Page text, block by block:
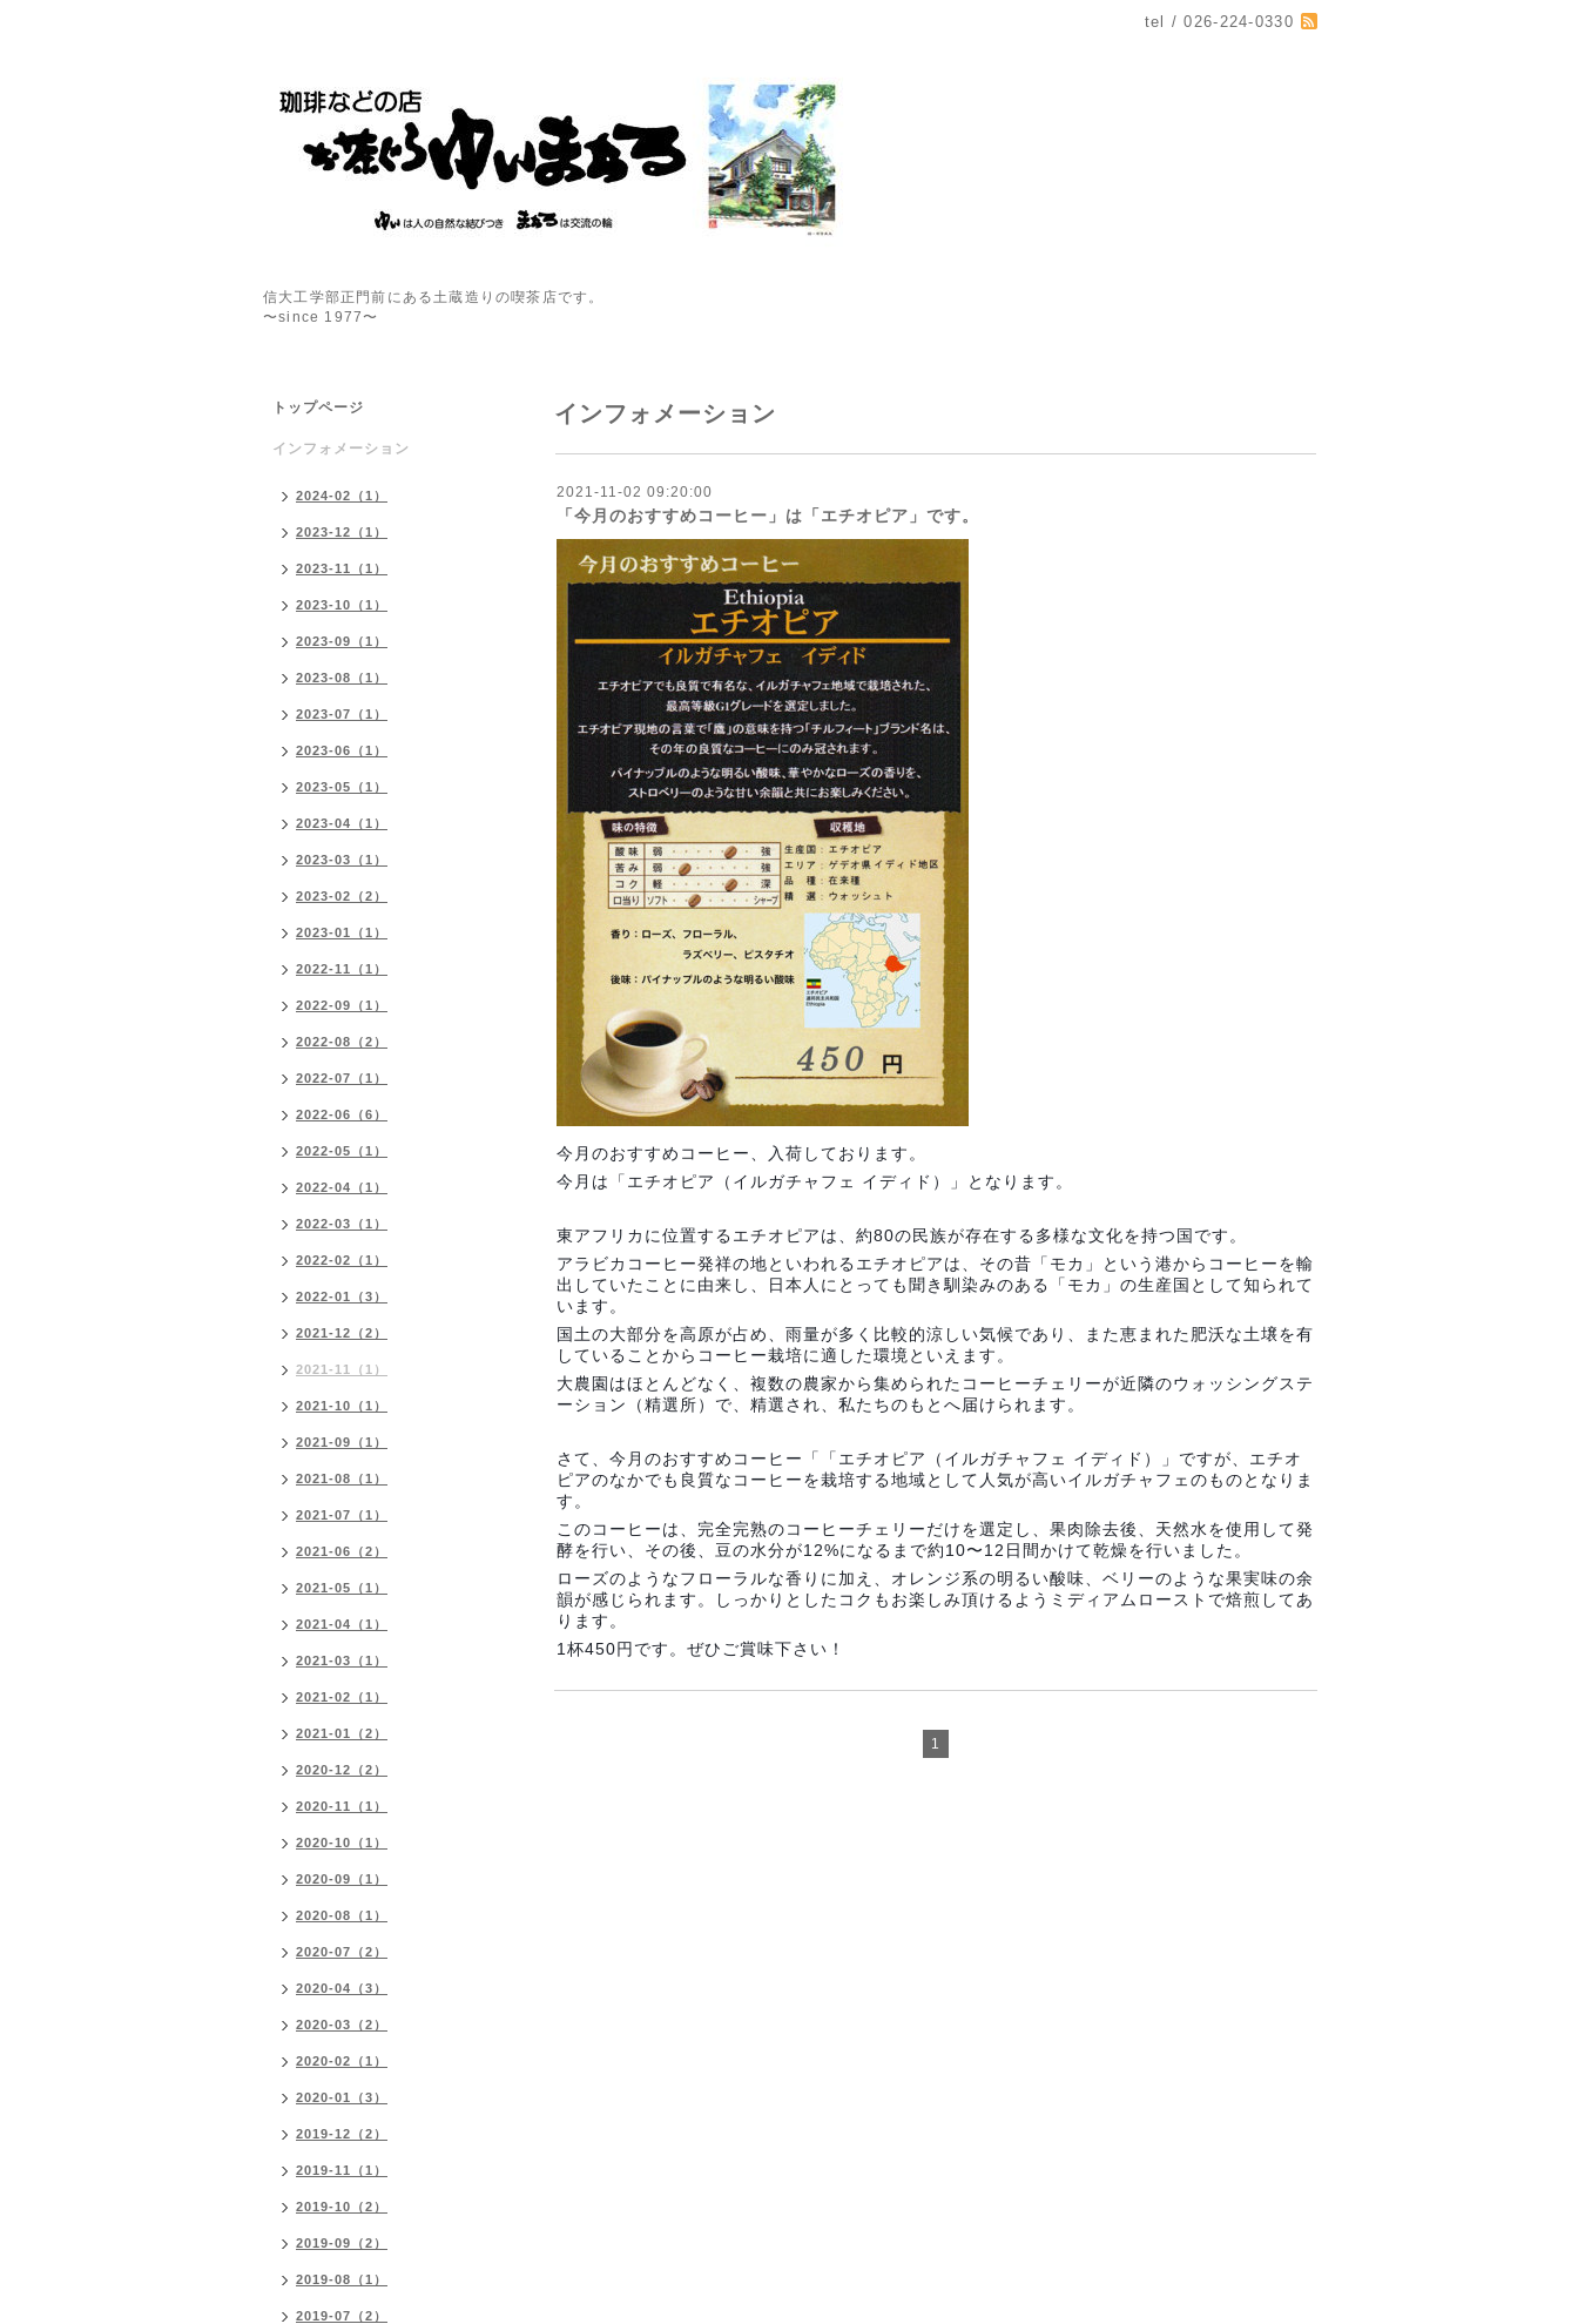
tel / 026-224-0330
信大工学部正門前にある土蔵造りの喫茶店です。
〜since 1977〜
インフォメーション
2021-11-02 09:20:00
「今月のおすすめコーヒー」は「エチオピア」です。
今月のおすすめコーヒー、入荷しております。
今月は「エチオピア（イルガチャフェ イディド）」となります。
東アフリカに位置するエチオピアは、約80の民族が存在する多様な文化を持つ国です。
アラビカコーヒー発祥の地といわれるエチオピアは、その昔「モカ」という港からコーヒーを輸
出していたことに由来し、日本人にとっても聞き馴染みのある「モカ」の生産国として知られて
います。
国土の大部分を高原が占め、雨量が多く比較的涼しい気候であり、また恵まれた肥沃な土壌を有
していることからコーヒー栽培に適した環境といえます。
大農園はほとんどなく、複数の農家から集められたコーヒーチェリーが近隣のウォッシングステ
ーション（精選所）で、精選され、私たちのもとへ届けられます。
さて、今月のおすすめコーヒー「「エチオピア（イルガチャフェ イディド）」ですが、エチオ
ピアのなかでも良質なコーヒーを栽培する地域として人気が高いイルガチャフェのものとなりま
す。
このコーヒーは、完全完熟のコーヒーチェリーだけを選定し、果肉除去後、天然水を使用して発
酵を行い、その後、豆の水分が12%になるまで約10〜12日間かけて乾燥を行いました。
ローズのようなフローラルな香りに加え、オレンジ系の明るい酸味、ベリーのような果実味の余
韻が感じられます。しっかりとしたコクもお楽しみ頂けるようミディアムローストで焙煎してあ
ります。
1杯450円です。ぜひご賞味下さい！
1
トップページ
インフォメーション
2024-02（1）
2023-12（1）
2023-11（1）
2023-10（1）
2023-09（1）
2023-08（1）
2023-07（1）
2023-06（1）
2023-05（1）
2023-04（1）
2023-03（1）
2023-02（2）
2023-01（1）
2022-11（1）
2022-09（1）
2022-08（2）
2022-07（1）
2022-06（6）
2022-05（1）
2022-04（1）
2022-03（1）
2022-02（1）
2022-01（3）
2021-12（2）
2021-11（1）
2021-10（1）
2021-09（1）
2021-08（1）
2021-07（1）
2021-06（2）
2021-05（1）
2021-04（1）
2021-03（1）
2021-02（1）
2021-01（2）
2020-12（2）
2020-11（1）
2020-10（1）
2020-09（1）
2020-08（1）
2020-07（2）
2020-04（3）
2020-03（2）
2020-02（1）
2020-01（3）
2019-12（2）
2019-11（1）
2019-10（2）
2019-09（2）
2019-08（1）
2019-07（2）